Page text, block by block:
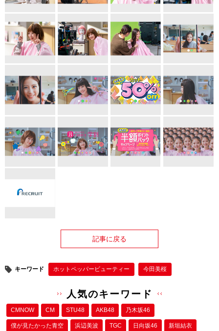
記事に戻る
キーワード ホットペッパービューティー 今田美桜
人気のキーワード
CMNOW CM STU48 AKB48 乃木坂46
僕が⾒たかった⻘空 浜辺美波 TGC 日向坂46 新垣結衣